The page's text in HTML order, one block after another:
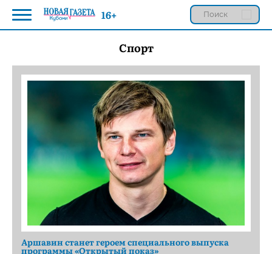
Спорт
Аршавин станет героем специального выпуска
программы «Открытый показ»
16+